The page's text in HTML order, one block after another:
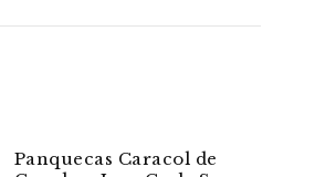
Panquecas Caracol de